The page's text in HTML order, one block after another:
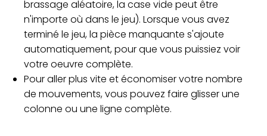
brassage aléatoire, la case vide peut être
n'importe où dans le jeu). Lorsque vous avez
terminé le jeu, la pièce manquante s'ajoute
automatiquement, pour que vous puissiez voir
votre oeuvre complète.
Pour aller plus vite et économiser votre nombre
de mouvements, vous pouvez faire glisser une
colonne ou une ligne complète.